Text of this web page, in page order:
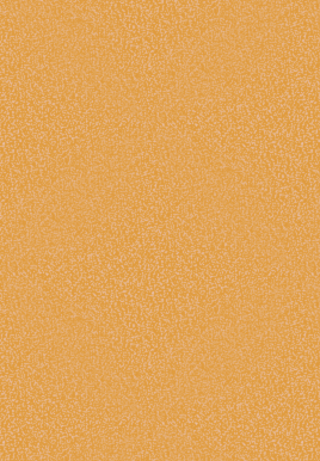
sag mir ist
Mutti warum
Mutti wieso
sag bin ich
Mutti, so lieb
komm doch
Denn wenn
Ich sehe ich
Ich sehe nur
Mami,